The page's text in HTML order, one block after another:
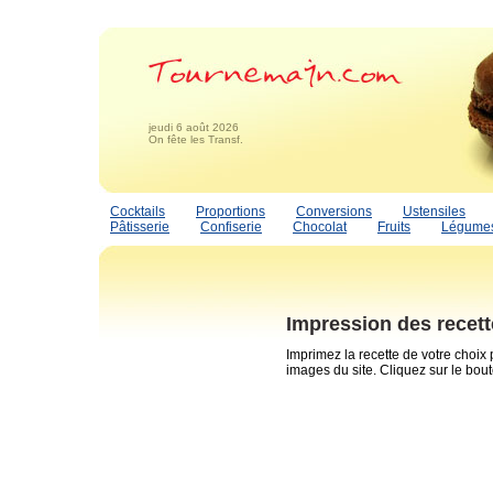
jeudi 6 août 2026
On fête les Transf.
Cocktails Proportions Conversions
Ustensiles
Pâtisserie
Confiserie Chocolat Fruits
Impression des
Imprimez la recette de votre
images du site. Cliquez sur le